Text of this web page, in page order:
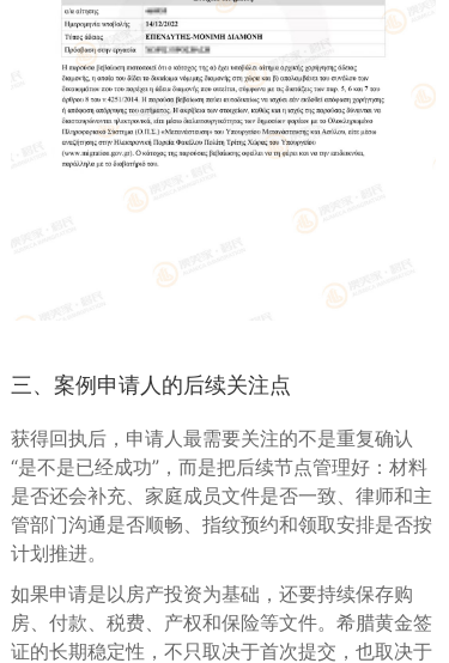
三、案例申请人的后续关注点
获得回执后，申请人最需要关注的不是重复确认
“是不是已经成功”，而是把后续节点管理好：材料
是否还会补充、家庭成员文件是否一致、律师和主
管部门沟通是否顺畅、指纹预约和领取安排是否按
计划推进。
如果申请是以房产投资为基础，还要持续保存购
房、付款、税费、产权和保险等文件。希腊黄金签
证的长期稳定性，不只取决于首次提交，也取决于